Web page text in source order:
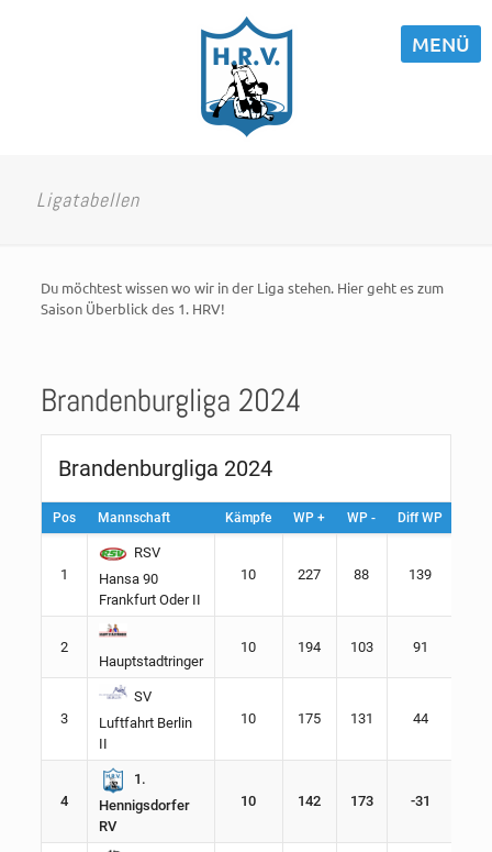
MENÜ
Ligatabellen
Du möchtest wissen wo wir in der Liga stehen. Hier geht es zum
Saison Überblick des 1. HRV!
Brandenburgliga 2024
Brandenburgliga 2024
Pos Mannschaft Kämpfe WP + WP - Diff WP
1
RSV
Hansa 90
Frankfurt Oder II
10 227 88 139
2
Hauptstadtringer
10 194 103 91
3
SV
Luftfahrt Berlin
II
10 175 131 44
4
1.
Hennigsdorfer
RV
10 142 173 -31